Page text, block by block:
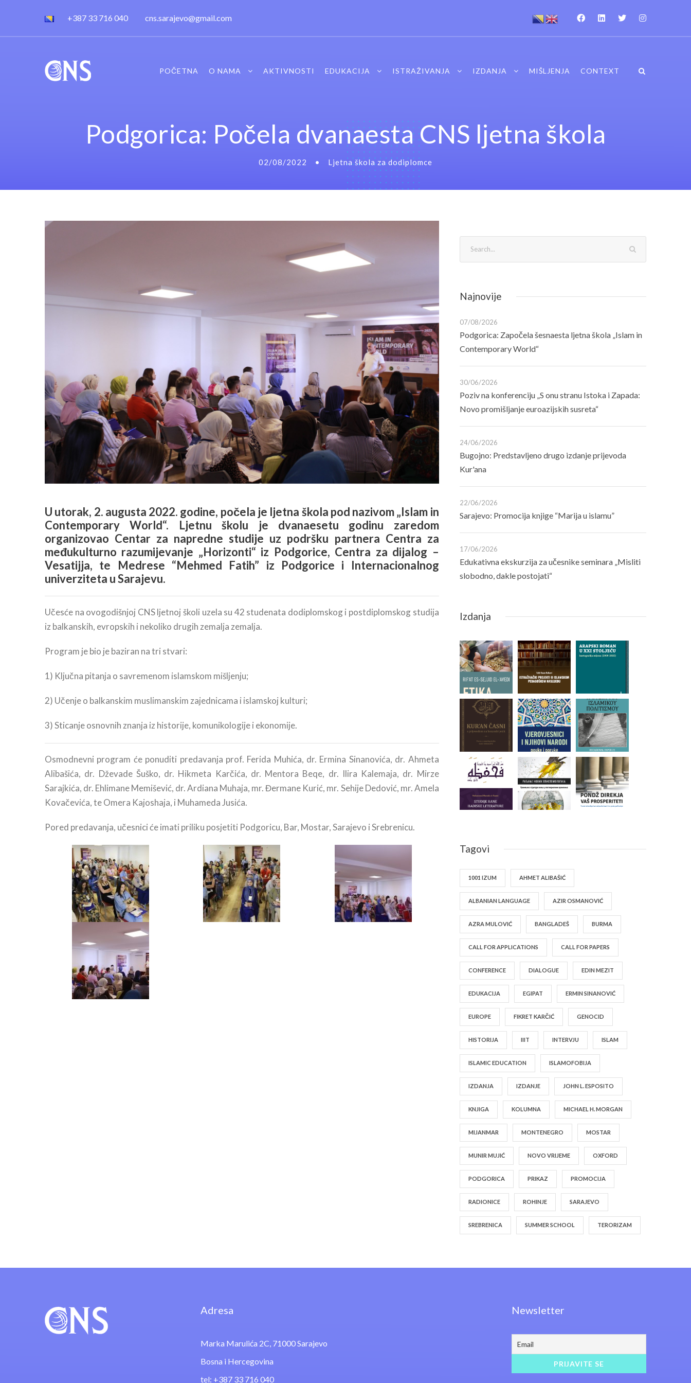
+387 33 716 040 cns.sarajevo@gmail.com
POČETNA O NAMA AKTIVNOSTI EDUKACIJA ISTRAŽIVANJA IZDANJA MIŠLJENJA CONTEXT
Podgorica: Počela dvanaesta CNS ljetna škola
02/08/2022 • Ljetna škola za dodiplomce
U utorak, 2. augusta 2022. godine, počela je ljetna škola pod nazivom „Islam in
Contemporary World“. Ljetnu školu je dvanaesetu godinu zaredom
organizovao Centar za napredne studije uz podršku partnera Centra za
međukulturno razumijevanje „Horizonti“ iz Podgorice, Centra za dijalog –
Vesatijja, te Medrese “Mehmed Fatih” iz Podgorice i Internacionalnog
univerziteta u Sarajevu.
Učesće na ovogodišnjoj CNS ljetnoj školi uzela su 42 studenata dodiplomskog i postdiplomskog studija
iz balkanskih, evropskih i nekoliko drugih zemalja zemalja.
Program je bio je baziran na tri stvari:
1) Ključna pitanja o savremenom islamskom mišljenju;
2) Učenje o balkanskim muslimanskim zajednicama i islamskoj kulturi;
3) Sticanje osnovnih znanja iz historije, komunikologije i ekonomije.
Osmodnevni program će ponuditi predavanja prof. Ferida Muhića, dr. Ermina Sinanovića, dr. Ahmeta
Alibašića, dr. Dževade Šuško, dr. Hikmeta Karčića, dr. Mentora Beqe, dr. Ilira Kalemaja, dr. Mirze
Sarajkića, dr. Ehlimane Memišević, dr. Ardiana Muhaja, mr. Đermane Kurić, mr. Sehije Dedović, mr. Amela
Kovačevića, te Omera Kajoshaja, i Muhameda Jusića.
Pored predavanja, učesnici će imati priliku posjetiti Podgoricu, Bar, Mostar, Sarajevo i Srebrenicu.
Najnovije
07/08/2026
Podgorica: Započela šesnaesta ljetna škola „Islam in
Contemporary World“
30/06/2026
Poziv na konferenciju „S onu stranu Istoka i Zapada:
Novo promišljanje euroazijskih susreta“
24/06/2026
Bugojno: Predstavljeno drugo izdanje prijevoda
Kur'ana
22/06/2026
Sarajevo: Promocija knjige “Marija u islamu”
17/06/2026
Edukativna ekskurzija za učesnike seminara „Misliti
slobodno, dakle postojati“
Izdanja
Tagovi
1001 IZUM AHMET ALIBAŠIĆ
ALBANIAN LANGUAGE AZIR OSMANOVIĆ
AZRA MULOVIĆ BANGLADEŠ BURMA
CALL FOR APPLICATIONS CALL FOR PAPERS
CONFERENCE DIALOGUE EDIN MEZIT
EDUKACIJA EGIPAT ERMIN SINANOVIĆ
EUROPE FIKRET KARČIĆ GENOCID
HISTORIJA IIIT INTERVJU ISLAM
ISLAMIC EDUCATION ISLAMOFOBIJA
IZDANJA IZDANJE JOHN L. ESPOSITO
KNJIGA KOLUMNA MICHAEL H. MORGAN
MIJANMAR MONTENEGRO MOSTAR
MUNIR MUJIĆ NOVO VRIJEME OXFORD
PODGORICA PRIKAZ PROMOCIJA
RADIONICE ROHINJE SARAJEVO
SREBRENICA SUMMER SCHOOL TERORIZAM
Adresa
Marka Marulića 2C, 71000 Sarajevo
Bosna i Hercegovina
tel: +387 33 716 040
Newsletter